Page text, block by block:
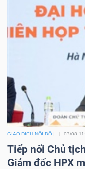
GIAO DỊCH NỘI BỘ 03/08
Tiếp nối Chủ
Giám đốc HPX